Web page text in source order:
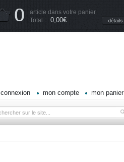
connexion mon compte mon panier
0
article dans votre panier
Total : 0,00€